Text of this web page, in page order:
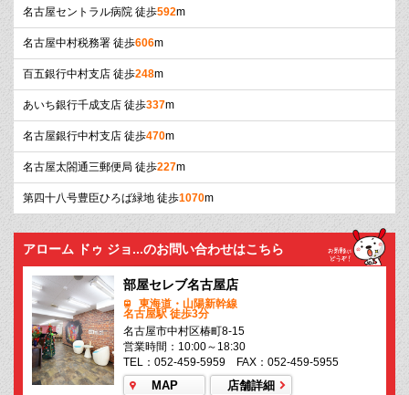
名古屋セントラル病院 徒歩592m
名古屋中村税務署 徒歩606m
百五銀行中村支店 徒歩248m
あいち銀行千成支店 徒歩337m
名古屋銀行中村支店 徒歩470m
名古屋太閤通三郵便局 徒歩227m
第四十八号豊臣ひろば緑地 徒歩1070m
アローム ドゥ ジョ...のお問い合わせはこちら
部屋セレブ名古屋店
東海道・山陽新幹線
名古屋駅 徒歩3分
名古屋市中村区椿町8-15
営業時間：10:00～18:30
TEL：052-459-5959 FAX：052-459-5955
MAP 店舗詳細